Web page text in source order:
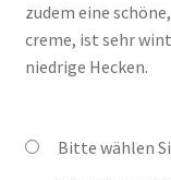
zudem eine
creme, ist sehr
niedrige Hecken.
Bitte wählen